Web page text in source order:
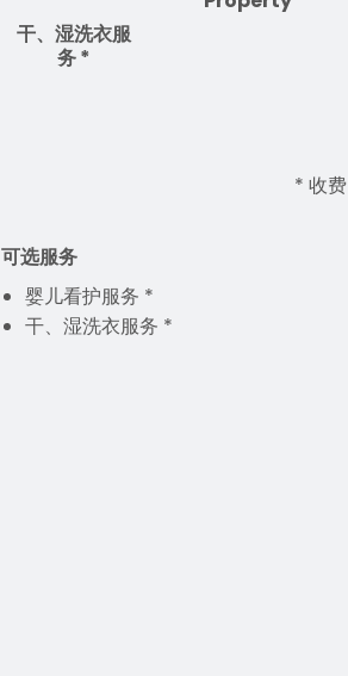
干、湿洗衣服
务 *
* 收费
可选服务
婴儿看护服务 *
干、湿洗衣服务 *